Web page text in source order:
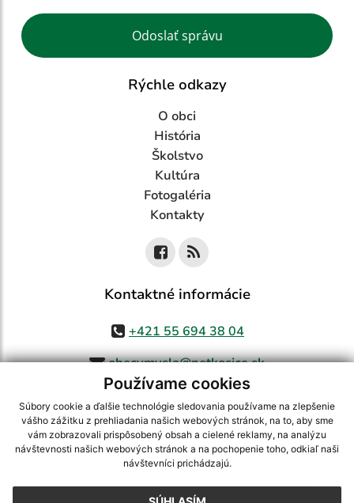
Používame cookies
Súbory cookie a ďalšie technológie sledovania používame na zlepšenie
vášho zážitku z prehliadania našich webových stránok, na to, aby sme
vám zobrazovali prispôsobený obsah a cielené reklamy, na analýzu
návštevnosti našich webových stránok a na pochopenie toho, odkiaľ naši
návštevníci prichádzajú.
Google reCaptcha Response
Odoslať správu
Rýchle odkazy
O obci
História
Školstvo
Kultúra
Fotogaléria
Kontakty
Kontaktné informácie
+421 55 694 38 04
obecvmysla@netkosice.sk
využite možnosť získavania aktuálnych informácií s využitím RSS
CMS systém (redakčný) systém ECHELON 2,Mapa stránok,web portál
webex.digital, s.r.o.,domény,registrácia domény